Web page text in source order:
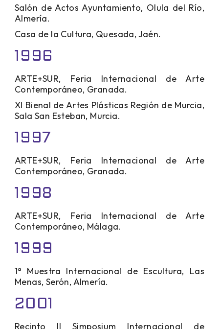
Salón de Actos Ayuntamiento, Olula del Río,
Almería.
Casa de la Cultura, Quesada, Jaén.
1996
ARTE+SUR, Feria Internacional de Arte
Contemporáneo, Granada.
XI Bienal de Artes Plásticas Región de Murcia,
Sala San Esteban, Murcia.
1997
ARTE+SUR, Feria Internacional de Arte
Contemporáneo, Granada.
1998
ARTE+SUR, Feria Internacional de Arte
Contemporáneo, Málaga.
1999
1ª Muestra Internacional de Escultura, Las
Menas, Serón, Almería.
2001
Recinto II Simposium Internacional de